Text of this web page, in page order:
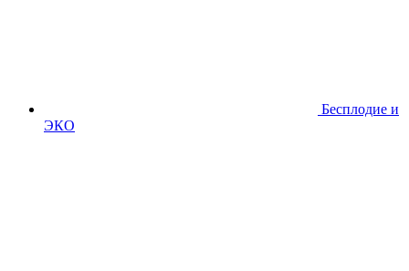
Бесплодие и
ЭКО